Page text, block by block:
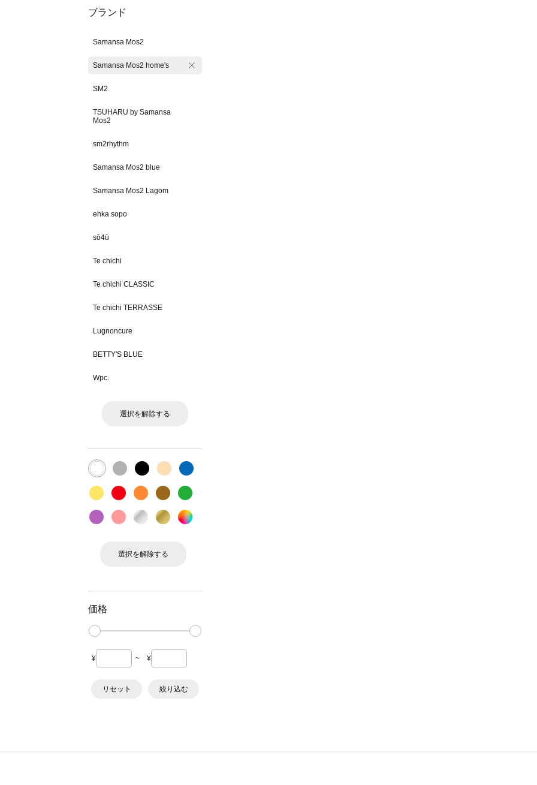
ブランド
Samansa Mos2
Samansa Mos2 home's
SM2
TSUHARU by Samansa
Mos2
sm2rhythm
Samansa Mos2 blue
Samansa Mos2 Lagom
ehka sopo
sō4ū
Te chichi
Te chichi CLASSIC
Te chichi TERRASSE
Lugnoncure
BETTY'S BLUE
Wpc.
選択を解除する
選択を解除する
価格
¥ ~ ¥
リセット 絞り込む